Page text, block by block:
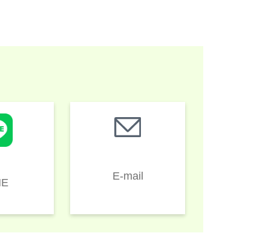
E-mail